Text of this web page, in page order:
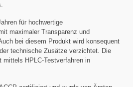
für hochwertige
maximaler Transparenz und
bei diesem Produkt wird konsequent
technische Zusätze verzichtet. Die
mittels HPLC-Testverfahren in